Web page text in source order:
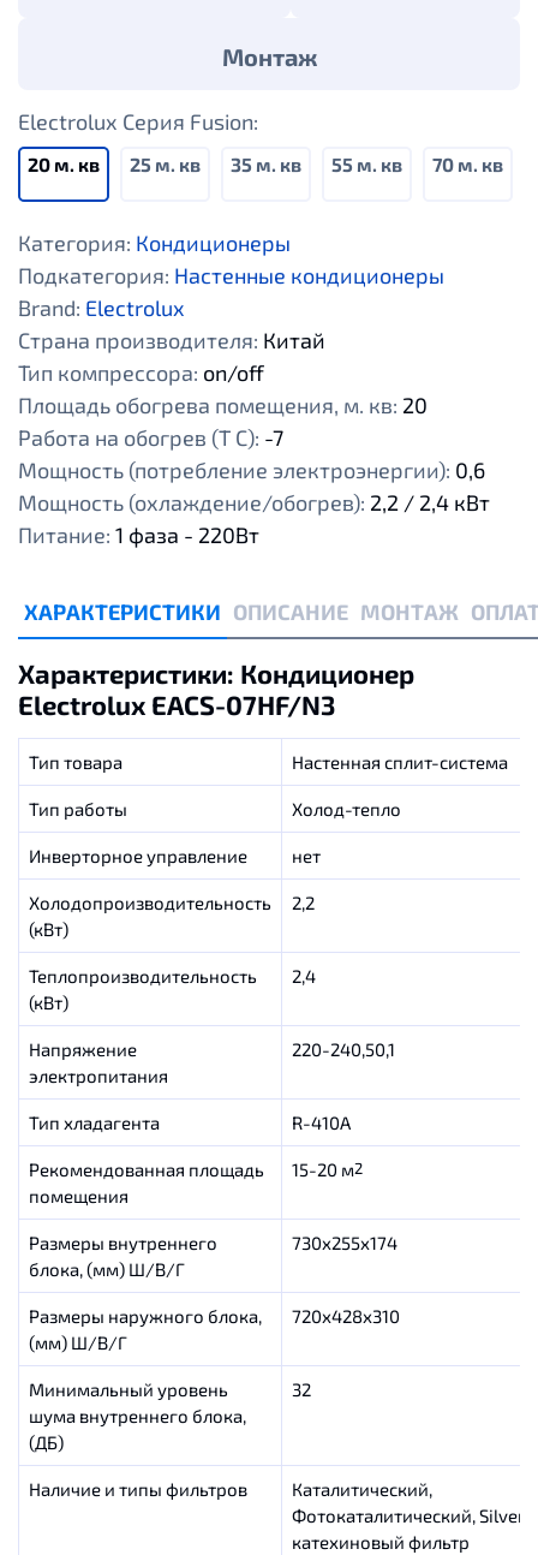
Монтаж
Electrolux Серия Fusion:
20 м. кв 25 м. кв 35 м. кв 55 м. кв 70 м. кв
Категория: Кондиционеры
Подкатегория: Настенные кондиционеры
Brand: Electrolux
Страна производителя: Китай
Тип компрессора: оn/off
Площадь обогрева помещения, м. кв: 20
Работа на обогрев (Т С): -7
Мощность (потребление электроэнергии): 0,6
Мощность (охлаждение/обогрев): 2,2 / 2,4 кВт
Питание: 1 фаза - 220Вт
ХАРАКТЕРИСТИКИ ОПИСАНИЕ МОНТАЖ
Характеристики: Кондиционер
Electrolux EACS-07HF/N3
Тип товара Настенная сплит-система
Тип работы Холод-тепло
Инверторное управление нет
Холодопроизводительность
(кВт)
2,2
Теплопроизводительность
(кВт)
2,4
Напряжение
электропитания
220-240,50,1
Тип хладагента R-410A
Рекомендованная площадь
помещения
15-20 м2
Размеры внутреннего
блока, (мм) Ш/В/Г
730x255x174
Размеры наружного блока,
(мм) Ш/В/Г
720х428х310
Минимальный уровень
шума внутреннего блока,
(ДБ)
32
Наличие и типы фильтров
Каталитический,
Фотокаталитический,
катехиновый фильтр